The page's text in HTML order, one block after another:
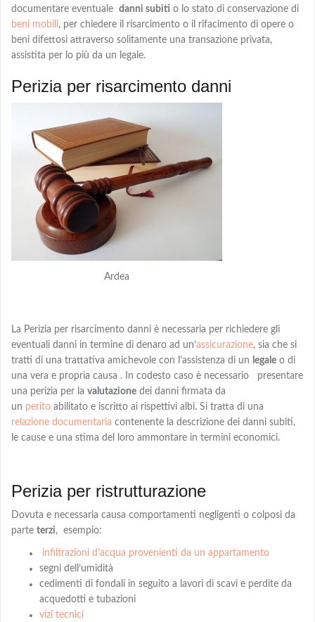
documentare eventuale danni subiti o lo stato di conservazione di
beni mobili, per chiedere il risarcimento o il rifacimento di opere o
beni difettosi attraverso solitamente una transazione privata,
assistita per lo più da un legale.
Perizia per risarcimento danni
Ardea
La Perizia per risarcimento danni è necessaria per richiedere gli
eventuali danni in termine di denaro ad un’assicurazione, sia che si
tratti di una trattativa amichevole con l’assistenza di un legale o di
una vera e propria causa . In codesto caso è necessario presentare
una perizia per la valutazione dei danni firmata da
un perito abilitato e iscritto ai rispettivi albi. Si tratta di una
relazione documentaria contenente la descrizione dei danni subiti,
le cause e una stima del loro ammontare in termini economici.
Perizia per ristrutturazione
Dovuta e necessaria causa comportamenti negligenti o colposi da
parte terzi, esempio:
infiltrazioni d’acqua provenienti da un appartamento
segni dell’umidità
cedimenti di fondali in seguito a lavori di scavi e perdite da
acquedotti e tubazioni
vizi tecnici